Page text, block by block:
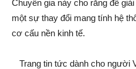
Chuyên gia này cho rằng để
một sự thay đổi mang tính hệ
cơ cấu nền kinh tế.
Trang tin tức dành cho người